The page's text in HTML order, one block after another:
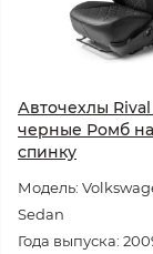
Авточехлы
черные Ромб
спинку
Модель:
Sedan
Года выпуска: